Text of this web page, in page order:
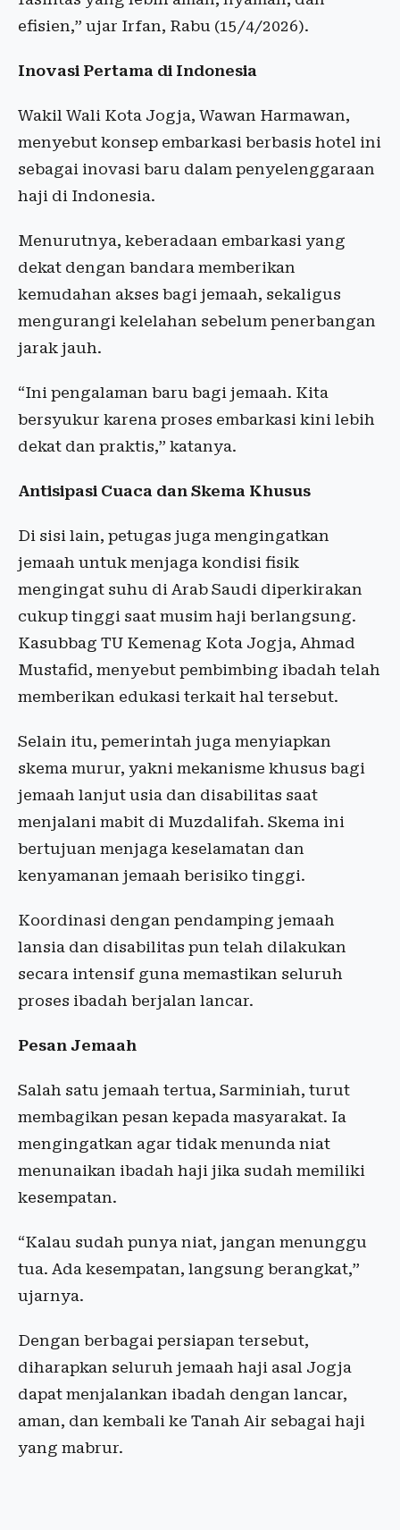
efisien,” ujar Irfan, Rabu (15/4/2026).
Inovasi Pertama di Indonesia
Wakil Wali Kota Jogja, Wawan Harmawan,
menyebut konsep embarkasi berbasis hotel ini
sebagai inovasi baru dalam penyelenggaraan
haji di Indonesia.
Menurutnya, keberadaan embarkasi yang
dekat dengan bandara memberikan
kemudahan akses bagi jemaah, sekaligus
mengurangi kelelahan sebelum penerbangan
jarak jauh.
“Ini pengalaman baru bagi jemaah. Kita
bersyukur karena proses embarkasi kini lebih
dekat dan praktis,” katanya.
Antisipasi Cuaca dan Skema Khusus
Di sisi lain, petugas juga mengingatkan
jemaah untuk menjaga kondisi fisik
mengingat suhu di Arab Saudi diperkirakan
cukup tinggi saat musim haji berlangsung.
Kasubbag TU Kemenag Kota Jogja, Ahmad
Mustafid, menyebut pembimbing ibadah telah
memberikan edukasi terkait hal tersebut.
Selain itu, pemerintah juga menyiapkan
skema murur, yakni mekanisme khusus bagi
jemaah lanjut usia dan disabilitas saat
menjalani mabit di Muzdalifah. Skema ini
bertujuan menjaga keselamatan dan
kenyamanan jemaah berisiko tinggi.
Koordinasi dengan pendamping jemaah
lansia dan disabilitas pun telah dilakukan
secara intensif guna memastikan seluruh
proses ibadah berjalan lancar.
Pesan Jemaah
Salah satu jemaah tertua, Sarminiah, turut
membagikan pesan kepada masyarakat. Ia
mengingatkan agar tidak menunda niat
menunaikan ibadah haji jika sudah memiliki
kesempatan.
“Kalau sudah punya niat, jangan menunggu
tua. Ada kesempatan, langsung berangkat,”
ujarnya.
Dengan berbagai persiapan tersebut,
diharapkan seluruh jemaah haji asal Jogja
dapat menjalankan ibadah dengan lancar,
aman, dan kembali ke Tanah Air sebagai haji
yang mabrur.